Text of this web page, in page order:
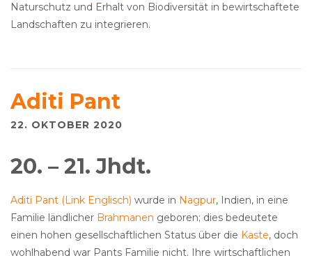
Naturschutz und Erhalt von Biodiversität in bewirtschaftete
Landschaften zu integrieren.
Aditi Pant
22. OKTOBER 2020
20. – 21. Jhdt.
Aditi Pant (Link Englisch) wurde in Nagpur, Indien, in eine
Familie ländlicher Brahmanen geboren; dies bedeutete
einen hohen gesellschaftlichen Status über die Kaste, doch
wohlhabend war Pants Familie nicht. Ihre wirtschaftlichen